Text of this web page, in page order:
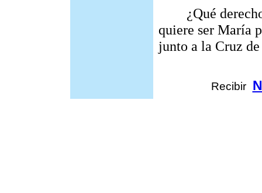
¿Qué
quiere ser María
junto a la Cruz
Recibir